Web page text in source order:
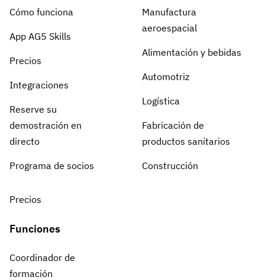
Cómo funciona
App AG5 Skills
Precios
Integraciones
Reserve su
demostración en
directo
Programa de socios
Precios
Funciones
Coordinador de
formación
Manufactura
aeroespacial
Alimentación y bebidas
Automotriz
Logística
Fabricación de
productos sanitarios
Construcción